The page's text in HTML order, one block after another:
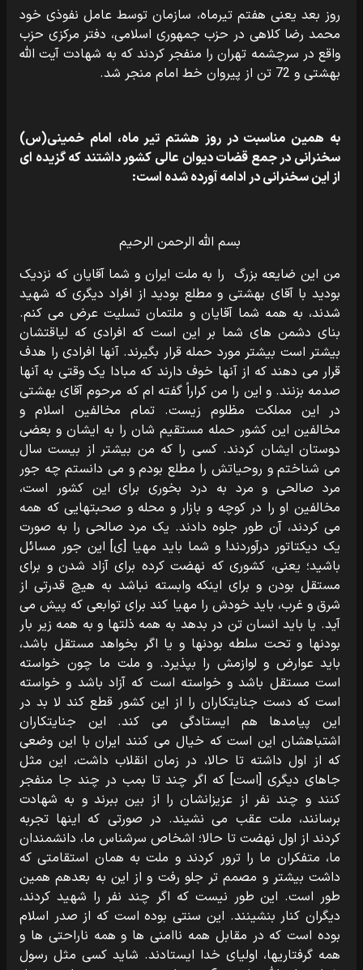
روز بعد یعنی هفتم تیرماه، سازمان توسط عامل نفوذی خود
محمد رضا کلاهی در حزب جمهوری اسلامی، دفتر مرکزی حزب
واقع در سرچشمه تهران را منفجر کردند که به شهادت آیت الله
بهشتی و 72 تن از پیروان خط امام منجر شد.
به همین مناسبت در روز هشتم تیر ماه، امام خمینی(س)
سخنرانی در جمع قضات دیوان عالی کشور داشتند که گزیده ای
از این سخنرانی در ادامه آورده شده است:
بسم الله الرحمن الرحیم‏
من این ضایعه بزرگ را به ملت ایران و شما آقایان که نزدیک
بودید با آقای بهشتی و مطلع بودید از افراد دیگری که شهید
شدند، به همه شما آقایان و ملتمان تسلیت عرض می‏ کنم.
بنای دشمن های شما بر این است که افرادی که لیاقتشان
بیشتر است بیشتر مورد حمله قرار بگیرند. آنها افرادی را هدف
قرار می‏ دهند که از آنها خوف دارند که مبادا یک وقتی به آنها
صدمه بزنند. و این را من کراراً گفته ‏ام که مرحوم آقای بهشتی
در این مملکت مظلوم زیست. تمام مخالفین اسلام و
مخالفین این کشور حمله مستقیم ‏شان را به ایشان و بعضی
دوستان ایشان کردند. کسی را که من بیشتر از بیست سال
می‏ شناختم و روحیاتش را مطلع بودم و می‏ دانستم چه جور
مرد صالحی و مرد به درد بخوری برای این کشور است،
مخالفین او را در کوچه و بازار و محله و صحبتهایی که همه
می‏ کردند، آن طور جلوه دادند. یک مرد صالحی را به صورت
یک دیکتاتور درآوردند! و شما باید مهیا [ی‏] این جور مسائل
باشید؛ یعنی، کشوری که نهضت کرده برای آزاد شدن و برای
مستقل بودن و برای اینکه وابسته نباشد به هیچ قدرتی از
شرق و غرب، باید خودش را مهیا کند برای توابعی که پیش می
‏آید. یا باید انسان تن در بدهد به همه ذلتها و به همه زیر بار
بودنها و تحت سلطه بودنها و یا اگر بخواهد مستقل باشد،
باید عوارض و لوازمش را بپذیرد. و ملت ما چون خواسته
است مستقل باشد و خواسته است که آزاد باشد و خواسته
است که دست جنایتکاران را از این کشور قطع کند لا بد در
این پیامدها هم ایستادگی می‏ کند. این جنایتکاران
اشتباهشان این است که خیال می‏ کنند ایران با این وضعی
که از اول داشته تا حالا، در زمان انقلاب داشت، این مثل
جاهای دیگری [است‏] که اگر چند تا بمب در چند جا منفجر
کنند و چند نفر از عزیزانشان را از بین ببرند و به شهادت
برسانند، ملت عقب می ‏نشیند. در صورتی که اینها تجربه
کردند از اول نهضت تا حالا؛ اشخاص سرشناس ما، دانشمندان
ما، متفکران ما را ترور کردند و ملت به همان استقامتی که
داشت بیشتر و مصمم تر جلو رفت و از این به بعدهم همین
طور است. این طور نیست که اگر چند نفر را شهید کردند،
دیگران کنار بنشینند. این سنتی بوده است که از صدر اسلام
بوده است که در مقابل همه ناامنی ها و همه ناراحتی ها و
همه گرفتاریها، اولیای خدا ایستادند. شاید کسی مثل رسول